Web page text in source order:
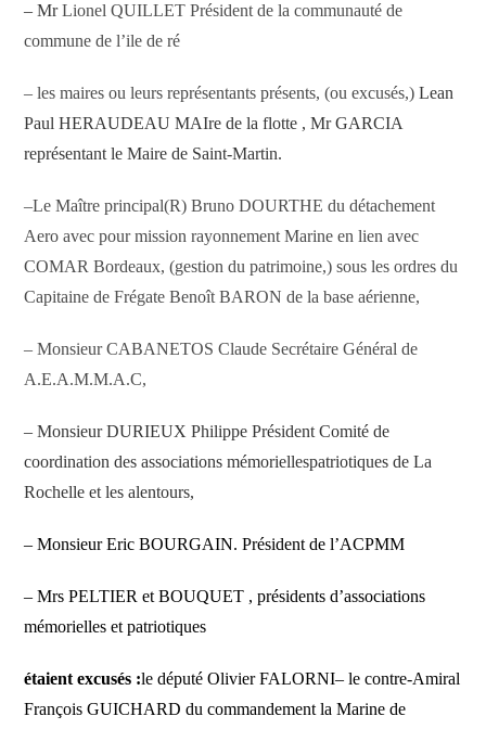
– MrLionel QUILLET Président de la communauté de
communede l’ile de ré
–lesmaires ou leurs représentants présents, (ou excusés,)Lean
Paul HERAUDEAU MAIre de la flotte , Mr GARCIA
représentant le Maire de Saint-Martin.
–Le Maître principal(R) Bruno DOURTHE du détachement
Aero avec pour mission rayonnement Marine en lien avec
COMAR Bordeaux, (gestion du patrimoine,) sous les ordres du
Capitaine de Frégate Benoît BARON de la base aérienne,
– Monsieur CABANETOS Claude Secrétaire Général de
A.E.A.M.M.A.C,
– Monsieur DURIEUX Philippe Président Comité de
coordination des associations mémoriellespatriotiques de La
Rochelle et les alentours,
– Monsieur Eric BOURGAIN. Président de l’ACPMM
– Mrs PELTIER et BOUQUET , présidents d’associations
mémorielles et patriotiques
étaient excusés :le député Olivier FALORNI–le contre-Amiral
François GUICHARD du commandement la Marine de